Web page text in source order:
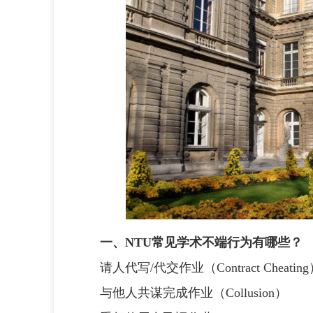
一、NTU常见学术不端行为有哪些？
请人代写/代交作业（Contract Cheating
与他人共谋完成作业（Collusion）